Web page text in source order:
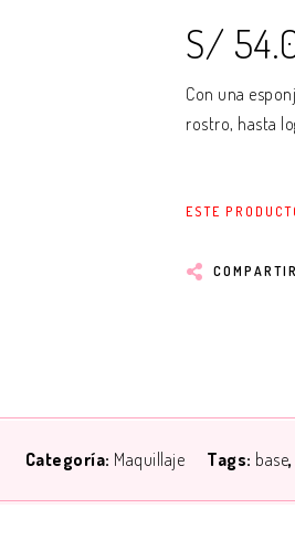
S/
Con una
rostro, hasta
ESTE
COMPARTIR
Categoría: Maquillaje Tags: base